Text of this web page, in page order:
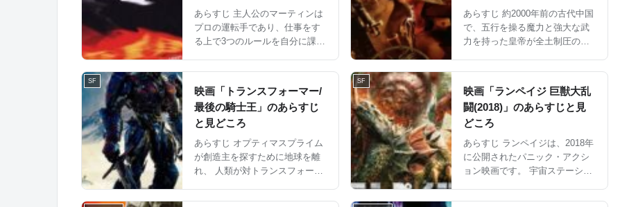
あらすじ 主人公のマーティンは
プロの運転手であり、仕事をす
る上で3つのルールを自分に課し
議なバッグを運ぶように頼ま...
あらすじ 約2000年前の古代中国
で、五行を操る魔力と強大な武
力を持った皇帝が全土制圧の野
蘇らせてしまう。 オコーネルら
は、始皇帝を倒すため...
SF
映画「トランスフォーマー/
最後の騎士王」のあらすじ
と見どころ
あらすじ オプティマスプライム
が創造主を探すために地球を離
れ、 人類が対トランスフォーマ
SF
映画「ランペイジ 巨獣大乱
闘(2018)」のあらすじと見
どころ
あらすじ ランペイジは、2018年
に公開されたパニック・アクシ
ョン映画です。 宇宙ステーショ